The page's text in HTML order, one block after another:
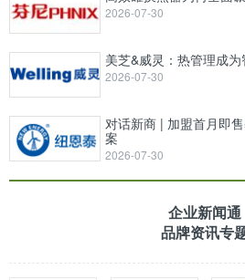
2026-07-30
美芝&威灵：热管理成
2026-07-30
对话新商 | 加盟首月即
案
2026-07-30
企业新闻通
品牌资讯专